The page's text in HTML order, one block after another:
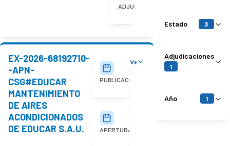
ADJUDICACIÓN
EX-2026-68192710-
-APN-
CSG#EDUCAR
MANTENIMIENTO
DE AIRES
ACONDICIONADOS
DE EDUCAR S.A.U.
PUBLICACIÓN
30/07/2026
APERTURA
Ver detalles
Estado 3
Adjudicaciones
1
Año 1